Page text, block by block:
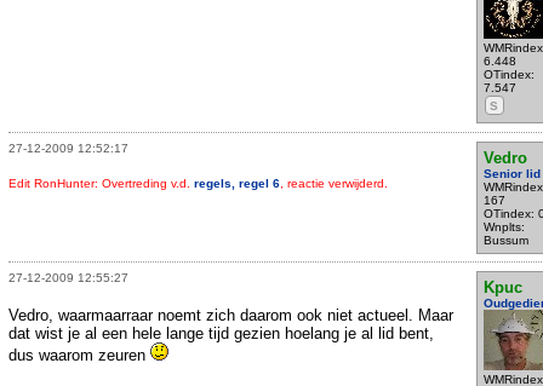
6.448
OTindex:
7.547
S
27-12-2009 12:52:17
Vedro
Senior lid
167
OTindex:
Wnplts:
Bussum
Edit RonHunter: Overtreding v.d. regels, regel 6 , reactie verwijderd.
27-12-2009 12:55:27
Kpuc
Vedro, waarmaarraar noemt zich daarom ook niet actueel. Maar
dat wist je al een hele lange tijd gezien hoelang je al lid bent,
dus waarom zeuren